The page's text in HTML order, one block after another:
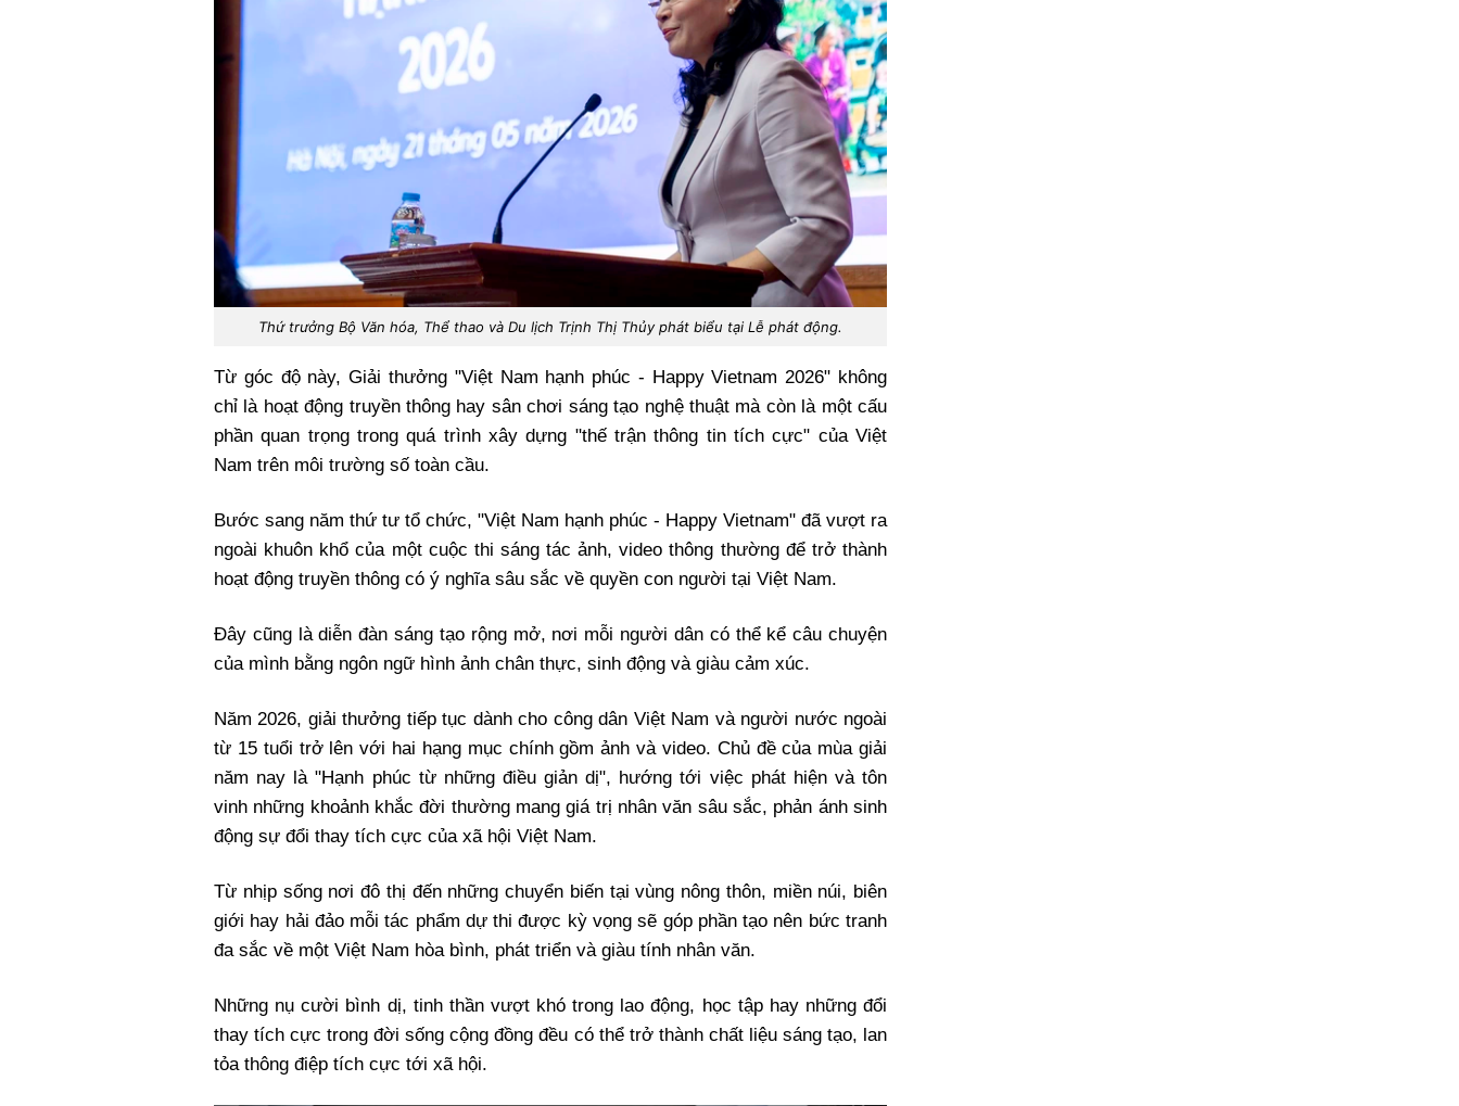
Thứ trưởng Bộ Văn hóa, Thể thao và Du lịch Trịnh Thị Thủy phát biểu tại Lễ phát động.
Từ góc độ này, Giải thưởng "Việt Nam hạnh phúc - Happy Vietnam 2026" không
chỉ là hoạt động truyền thông hay sân chơi sáng tạo nghệ thuật mà còn là một cấu
phần quan trọng trong quá trình xây dựng "thế trận thông tin tích cực" của Việt
Nam trên môi trường số toàn cầu.
Bước sang năm thứ tư tổ chức, "Việt Nam hạnh phúc - Happy Vietnam" đã vượt ra
ngoài khuôn khổ của một cuộc thi sáng tác ảnh, video thông thường để trở thành
hoạt động truyền thông có ý nghĩa sâu sắc về quyền con người tại Việt Nam.
Đây cũng là diễn đàn sáng tạo rộng mở, nơi mỗi người dân có thể kể câu chuyện
của mình bằng ngôn ngữ hình ảnh chân thực, sinh động và giàu cảm xúc.
Năm 2026, giải thưởng tiếp tục dành cho công dân Việt Nam và người nước ngoài
từ 15 tuổi trở lên với hai hạng mục chính gồm ảnh và video. Chủ đề của mùa giải
năm nay là "Hạnh phúc từ những điều giản dị", hướng tới việc phát hiện và tôn
vinh những khoảnh khắc đời thường mang giá trị nhân văn sâu sắc, phản ánh sinh
động sự đổi thay tích cực của xã hội Việt Nam.
Từ nhịp sống nơi đô thị đến những chuyển biến tại vùng nông thôn, miền núi, biên
giới hay hải đảo mỗi tác phẩm dự thi được kỳ vọng sẽ góp phần tạo nên bức tranh
đa sắc về một Việt Nam hòa bình, phát triển và giàu tính nhân văn.
Những nụ cười bình dị, tinh thần vượt khó trong lao động, học tập hay những đổi
thay tích cực trong đời sống cộng đồng đều có thể trở thành chất liệu sáng tạo, lan
tỏa thông điệp tích cực tới xã hội.